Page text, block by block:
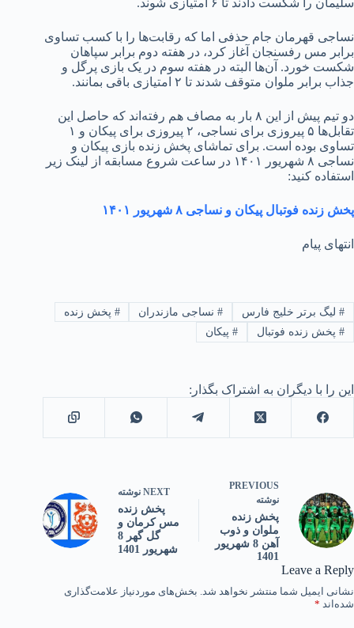
نساجی قهرمان جام حذفی اما که رقابت‌ها را با کسب تساوی
برابر مس رفسنجان آغاز کرد، در هفته دوم برابر سپاهان
شکست خورد. آن‌ها البته در هفته سوم در یک بازی پرگل و
جذاب برابر ملوان متوقف شدند تا ۲ امتیازی باقی بمانند.
دو تیم پیش از این ۸ بار به مصاف هم رفته‌اند که حاصل این
تقابل‌ها ۵ پیروزی برای نساجی، ۲ پیروزی برای پیکان و ۱
تساوی بوده است. برای تماشای پخش زنده بازی پیکان و
نساجی ۸ شهریور ۱۴۰۱ در ساعت شروع مسابقه از لینک زیر
استفاده کنید:
پخش زنده فوتبال پیکان و نساجی ۸ شهریور ۱۴۰۱
انتهای پیام
#لیگ برتر خلیج فارس #نساجی مازندران # پخش زنده
#پخش زنده فوتبال #پیکان
این را با دیگران به اشتراک بگذار:
PREVIOUS
نوشته
پخش زنده
ملوان و ذوب
آهن 8 شهریور
1401
NEXT نوشته
پخش زنده
مس کرمان و
گل گهر 8
شهریور 1401
Leave a Reply
نشانی ایمیل شما منتشر نخواهد شد. بخش‌های موردنیاز علامت‌گذاری
شده‌اند *